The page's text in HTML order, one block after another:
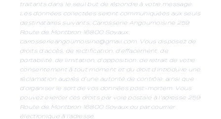
traitants dans le seul but de répondre à votre message.
Les données collectées seront communiquées aux seuls
destinataires suivants: Carrosserie Angoumoisine 259
Route de Montbron 16800 Soyaux
carrosserieangoumoisine@gmail.com. Vous disposez de
droits d’accès, de rectification, d’effacement, de
portabilité, de limitation, d’opposition, de retrait de votre
consentement à tout moment et du droit d’introduire une
réclamation auprès d’une autorité de contrôle, ainsi que
d’organiser le sort de vos données post-mortem. Vous
pouvez exercer ces droits par voie postale à l'adresse 259
Route de Montbron 16800 Soyaux ou par courrier
électronique à l'adresse